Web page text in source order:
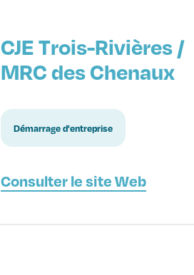
CJE Trois-Rivières /
MRC des Chenaux
Démarrage d'entreprise
Consulter le site Web